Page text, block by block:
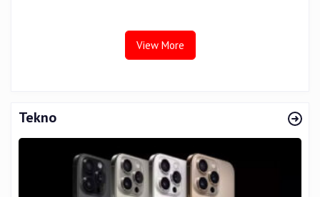
View More
Tekno